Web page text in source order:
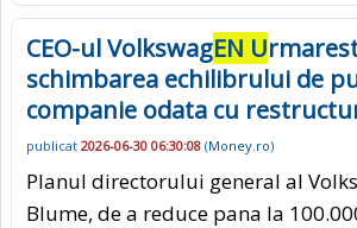
CEO-ul VolkswagEN U
schimbarea echilibrului de
companie odata cu
publicat 2026-06-30 06:30:08 (Money.ro)
Planul directorului general al
Blume, de a reduce pana la